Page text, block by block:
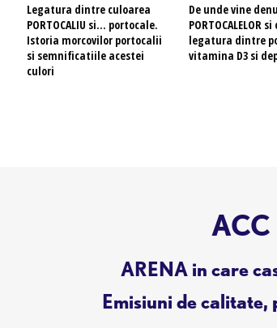
Legatura dintre culoarea
PORTOCALIU si… portocale.
Istoria morcovilor portocalii
si semnificatiile acestei
culori
De unde vine
PORTOCALELOR
legatura dintre
vitamina D3 si
ARENA in care
Emisiuni de